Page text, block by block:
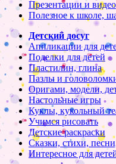
Презентации и видео
Полезное к школе,
Детский досуг
Аппликации для
Поделки для детей
Пластилин, глина
Пазлы и
Оригами, модели,
Настольные игры
Куклы, кукольный
Учимся рисовать
Детские раскраски
Сказки, стихи,
Интересное для